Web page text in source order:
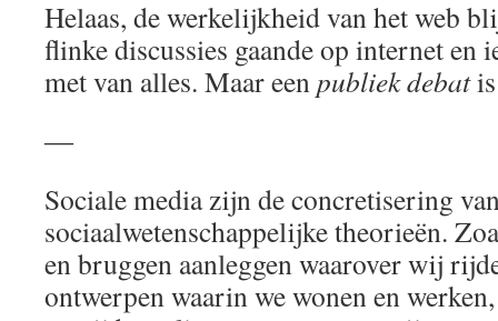
Helaas, de werkelijkheid van het web
flinke discussies gaande op internet en
met van alles. Maar eenpubliek debatis
―
Sociale media zijn de concretisering
sociaalwetenschappelijke theorieën.
en bruggen aanleggen waarover wij
ontwerpen waarin we wonen en